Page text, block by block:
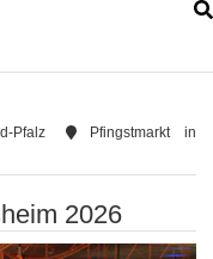
Pfalz
Pfingstmarkt in
2026